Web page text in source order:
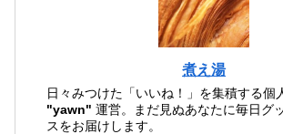
煮え湯
日々みつけた「いいね！」を集積する個
"yawn" 運営。まだ見ぬあなたに毎日グ
スをお届けします。